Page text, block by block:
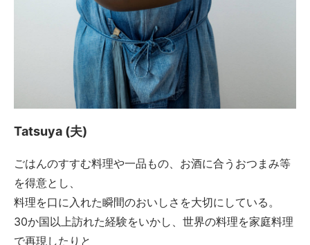
Tatsuya (夫)
ごはんのすすむ料理や一品もの、お酒に合うおつまみ等
を得意とし、
料理を口に入れた瞬間のおいしさを大切にしている。
30か国以上訪れた経験をいかし、世界の料理を家庭料理
で再現したりと